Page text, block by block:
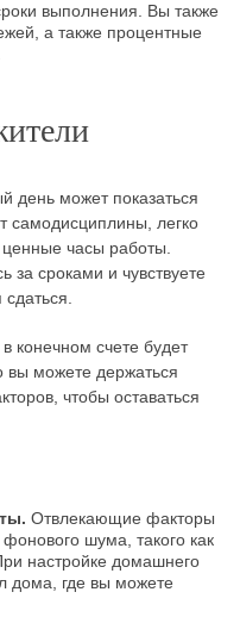
выполнения. Вы также
а также процентные
день может показаться
самодисциплины, легко
часы работы.
за сроками и чувствуете
конечном счете будет
вы можете держаться
чтобы оставаться
Отвлекающие факторы
шума, такого как
настройке домашнего
дома, где вы можете